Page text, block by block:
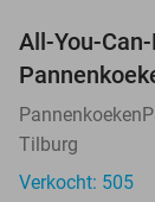
All-You-
Tilburg
Verkocht: 505